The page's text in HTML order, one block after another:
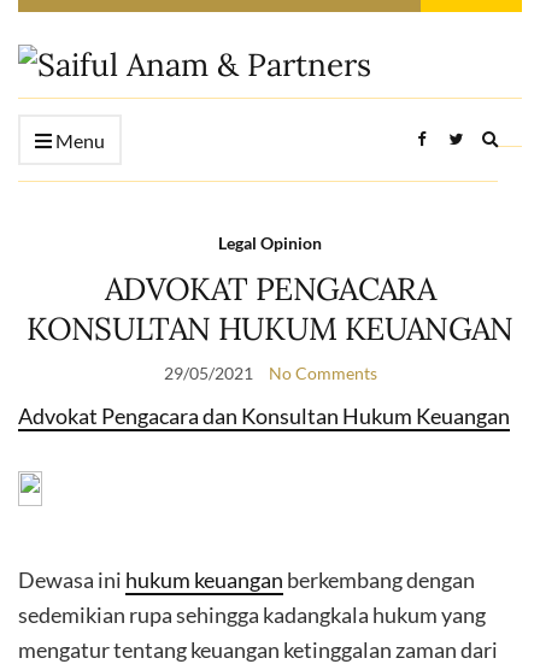
Menu
form
Legal Opinion
ADVOKAT PENGACARA
KONSULTAN HUKUM KEUANGAN
29/05/2021 No Comments
Advokat Pengacara dan Konsultan Hukum Keuangan
Dewasa ini hukum keuangan berkembang dengan
sedemikian rupa sehingga kadangkala hukum yang
mengatur tentang keuangan ketinggalan zaman dari